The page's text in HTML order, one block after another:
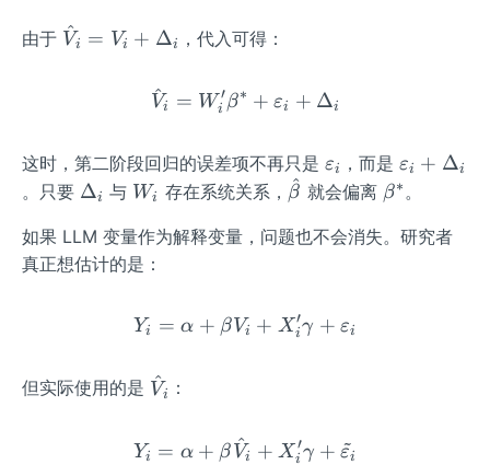
由于 \ha
=V
_
+
\De
V
^i = Vi + Δi ，代入可得：
V
^i = Wi
′β∗ + εi + Δi
这时，第二阶段回归的误差项不再只是 \v
are
lo
εi ，而是 \v
are
lo
εi + Δi
。只要 \D
a_
{i}
Δi 与 W
{i}
Wi 存在系统关系， \ha
{\b
β
^ 就会偏离 \be
{*}
β∗。
如果 LLM 变量作为解释变量，问题也不会消失。研究者
真正想估计的是：
Y_{i}=\alpha+\beta
Yi = α + βVi + Xi
′γ + εi
但实际使用的是 \ha
_
V
^i ：
Y_{i}=\alpha+\beta
Yi = α + β V
^i + Xi
′γ + ε
~
i